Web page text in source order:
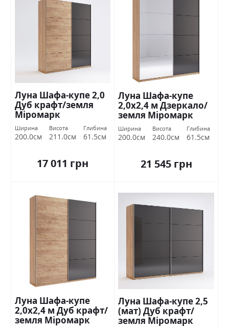
Луна Шафа-купе 2,0
Дуб крафт/земля
Міромарк
Ширина
200.0см
Висота
211.0см
Глибина
61.5см
17 011 грн
Луна Шафа-купе
2,0х2,4 м Дзеркало/
земля Міромарк
Ширина
200.0см
Висота
240.0см
Глибина
61.5см
21 545 грн
Луна Шафа-купе
2,0х2,4 м Дуб крафт/
земля Міромарк
Луна Шафа-купе 2,5
(мат) Дуб крафт/
земля Міромарк